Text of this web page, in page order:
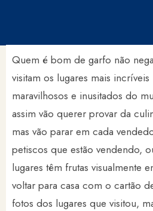
Quem é bom de garfo não
visitam os lugares mais
maravilhosos e inusitados do
assim vão querer provar da
mas vão parar em cada
petiscos que estão vendendo,
lugares têm frutas visualmente
voltar para casa com o cartão
fotos dos lugares que visitou,